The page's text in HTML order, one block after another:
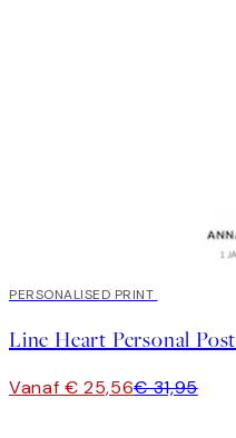
20%*
PERSONALISED PRINT
Line Heart Personal
Vanaf € 25,56€ 31,95